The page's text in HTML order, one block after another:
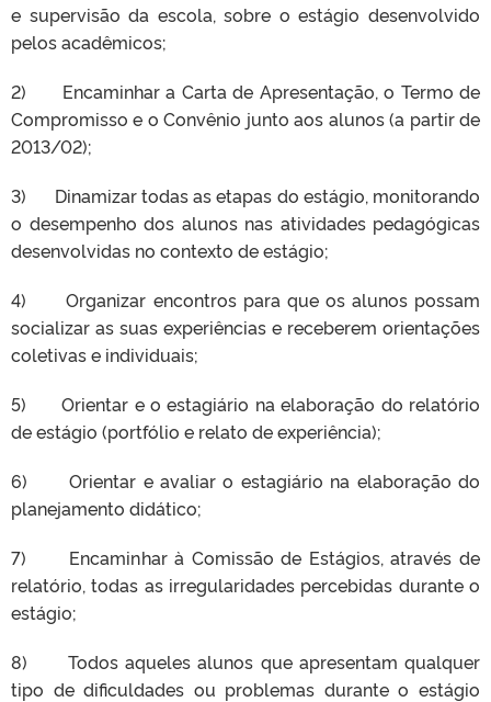
e supervisão da escola, sobre o estágio desenvolvido
pelos acadêmicos;
2) Encaminhar a Carta de Apresentação, o Termo de
Compromisso e o Convênio junto aos alunos (a partir de
2013/02);
3) Dinamizar todas as etapas do estágio, monitorando
o desempenho dos alunos nas atividades pedagógicas
desenvolvidas no contexto de estágio;
4) Organizar encontros para que os alunos possam
socializar as suas experiências e receberem orientações
coletivas e individuais;
5) Orientar e o estagiário na elaboração do relatório
de estágio (portfólio e relato de experiência);
6) Orientar e avaliar o estagiário na elaboração do
planejamento didático;
7) Encaminhar à Comissão de Estágios, através de
relatório, todas as irregularidades percebidas durante o
estágio;
8) Todos aqueles alunos que apresentam qualquer
tipo de dificuldades ou problemas durante o estágio